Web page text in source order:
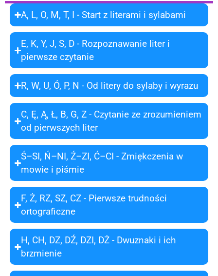
A, L, O, M, T, I - Start z literami i sylabami
E, K, Y, J, S, D - Rozpoznawanie liter i
pierwsze czytanie
R, W, U, Ó, P, N - Od litery do sylaby i wyrazu
C, Ę, Ą, Ł, B, G, Z - Czytanie ze zrozumieniem
od pierwszych liter
Ś–SI, Ń–NI, Ź–ZI, Ć–CI - Zmiękczenia w
mowie i piśmie
F, Ż, RZ, SZ, CZ - Pierwsze trudności
ortograficzne
H, CH, DZ, DŹ, DZI, DŻ - Dwuznaki i ich
brzmienie